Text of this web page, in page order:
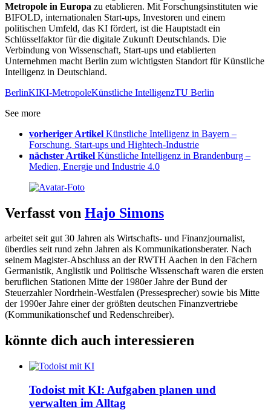
Metropole in Europa zu etablieren. Mit Forschungsinstituten wie
BIFOLD, internationalen Start-ups, Investoren und einem
politischen Umfeld, das KI fördert, ist die Hauptstadt ein
Schlüsselfaktor für die digitale Zukunft Deutschlands. Die
Verbindung von Wissenschaft, Start-ups und etablierten
Unternehmen macht Berlin zum wichtigsten Standort für Künstliche
Intelligenz in Deutschland.
BerlinKIKI-MetropoleKünstliche IntelligenzTU Berlin
See more
vorheriger Artikel Künstliche Intelligenz in Bayern –
Forschung, Start-ups und Hightech-Industrie
nächster Artikel Künstliche Intelligenz in Brandenburg –
Medien, Energie und Industrie 4.0
Verfasst von Hajo Simons
arbeitet seit gut 30 Jahren als Wirtschafts- und Finanzjournalist,
überdies seit rund zehn Jahren als Kommunikationsberater. Nach
seinem Magister-Abschluss an der RWTH Aachen in den Fächern
Germanistik, Anglistik und Politische Wissenschaft waren die ersten
beruflichen Stationen Mitte der 1980er Jahre der Bund der
Steuerzahler Nordrhein-Westfalen (Pressesprecher) sowie bis Mitte
der 1990er Jahre einer der größten deutschen Finanzvertriebe
(Kommunikationschef und Redenschreiber).
könnte dich auch interessieren
Todoist mit KI: Aufgaben planen und
verwalten im Alltag